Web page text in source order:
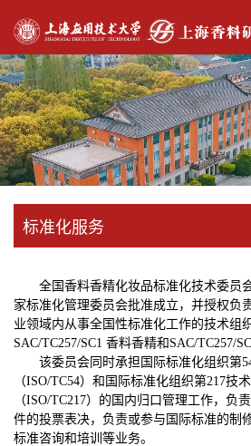
标准化服务
全国香料香精化妆品标准化技术委员
家标准化管理委员会批准成立，并授权负
业领域内从事全国性标准化工作的技术组
SAC/TC257/SC1 香料香精和SAC/TC257/
该委员会同时承担国际标准化组织第
（ISO/TC54）和国际标准化组织第217技
（ISO/TC217）的国内归口管理工作，负
件的投票表决，负责或参与国际标准的制
标准咨询和培训等业务。